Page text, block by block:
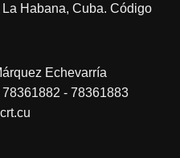
Habana, Cuba. Código
Echevarría
- 78361883